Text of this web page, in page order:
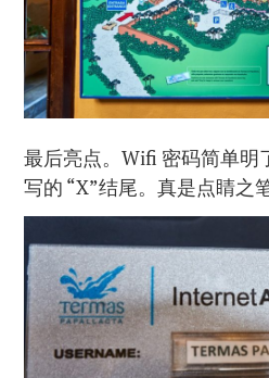
最后亮点。Wifi 密码简单明
写的 “X”结尾。真是点睛之